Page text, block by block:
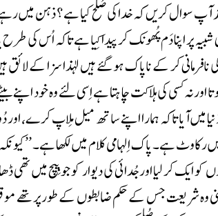
شائد آپ سوال کریں کہ خدا کی صُلح کیا ہے؟ ذہن میں
پر اپنا دَم پُھونک کر پیدا کِیا ہے تاکہ اُس کی
کر کے ناپاک ہو گئے ہیں لہذا سزا کے لائق
اور نہ کسی کی ہلاکت چاہتا ہے اِسی لئے وہ خود اپنے
میں آیا تاکہ ہمارا اپنے ساتھ میل مِلاپ کرے،
رکاوٹ ہے۔ پاک اِلہامی کلام میں لکھا ہے۔
ایک کر لیا اور جُدائی کی دیوار کو جو بِیچ میں تھی
وہ شریعت جس کے حکم ضابطوں کے طور پر تھے